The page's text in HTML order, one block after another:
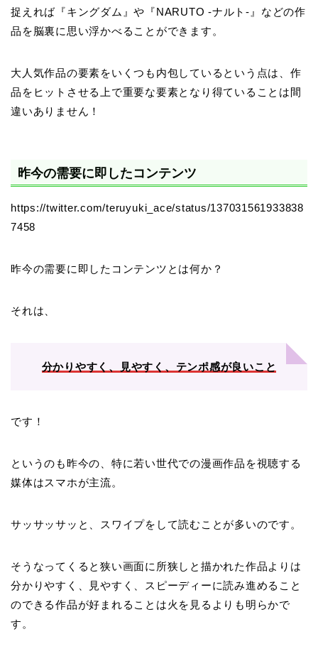
捉えれば『キングダム』や『NARUTO -ナルト-』などの作
品を脳裏に思い浮かべることができます。
大人気作品の要素をいくつも内包しているという点は、作
品をヒットさせる上で重要な要素となり得ていることは間
違いありません！
昨今の需要に即したコンテンツ
https://twitter.com/teruyuki_ace/status/137031561933838
7458
昨今の需要に即したコンテンツとは何か？
それは、
分かりやすく、見やすく、テンポ感が良いこと
です！
というのも昨今の、特に若い世代での漫画作品を視聴する
媒体はスマホが主流。
サッサッサッと、スワイプをして読むことが多いのです。
そうなってくると狭い画面に所狭しと描かれた作品よりは
分かりやすく、見やすく、スピーディーに読み進めること
のできる作品が好まれることは火を見るよりも明らかで
す。